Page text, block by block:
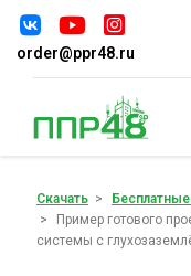
order@ppr48.ru
Скачать
Пример готового
системы с